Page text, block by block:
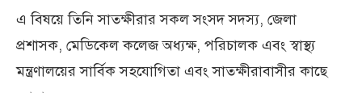
এ বিষয়ে তিনি সাতক্ষীরার সকল সংসদ সদস্য, জেলা
প্রশাসক, মেডিকেল কলেজ অধ্যক্ষ, পরিচালক এবং স্বাস্থ্য
মন্ত্রণালয়ের সার্বিক সহযোগিতা এবং সাতক্ষীরাবাসীর কাছে